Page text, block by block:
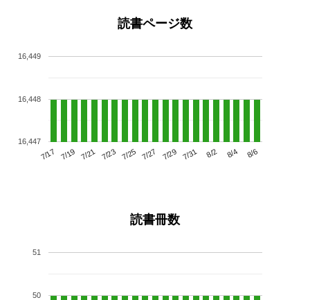
読書ページ数
7/17 7/19 7/21 7/23 7/25 7/27 7/29 7/31 8/2 8/4 8/6
16,447
16,448
16,449
読書冊数
50
51